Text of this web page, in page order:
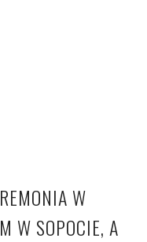
W
W SOPOCIE, A